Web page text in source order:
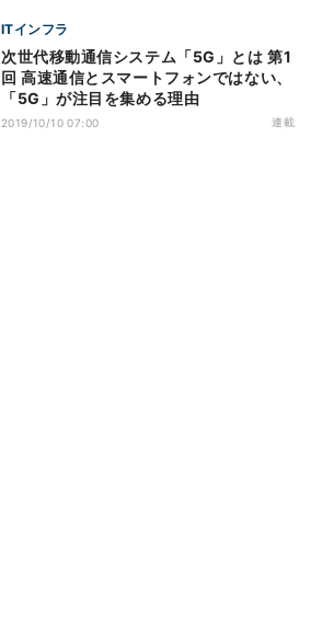
ITインフラ
次世代移動通信システム「5G」とは 第1
回 高速通信とスマートフォンではない、
「5G」が注目を集める理由
2019/10/10 07:00 連載